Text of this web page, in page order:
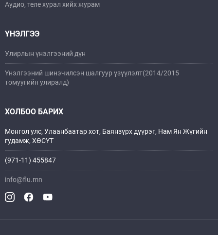
Аудио, теле хурал хийх журам
ҮНЭЛГЭЭ
Улирлын үнэлгээний дүн
Үнэлгээний шинэчилсэн шалгуур үзүүлэлт(2014/2015
томуугийн улиралд)
ХОЛБОО БАРИХ
Монгол улс, Улаанбаатар хот, Баянзүрх дүүрэг, Нам Ян Жүгийн
гудамж, ХӨСҮТ
(971-11) 455847
info@flu.mn